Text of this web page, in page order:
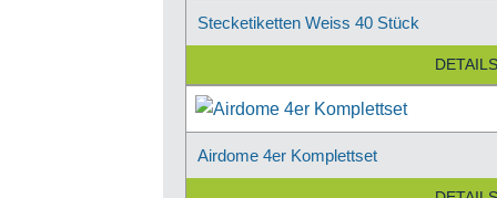
Stecketiketten Weiss 40 Stück
DETAILS
Airdome 4er Komplettset